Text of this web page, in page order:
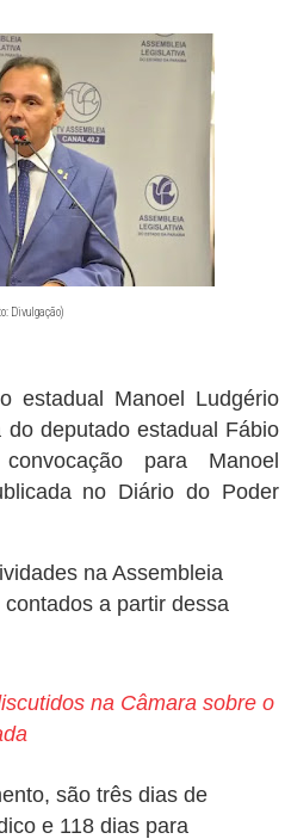
Conceição e Assunção
com 45 vagas e salários que
desfile de moda autoral na Paraíba
no São Pedro de Caiçara
2026 acontecerá de 10 a 12 de julho
18ª Sessão Ordinária de 2026.
Divulgação)
estadual Manoel Ludgério
deputado estadual Fábio
para Manoel
no Diário do Poder
na Assembleia
a partir dessa
na Câmara sobre o
são três dias de
e 118 dias para